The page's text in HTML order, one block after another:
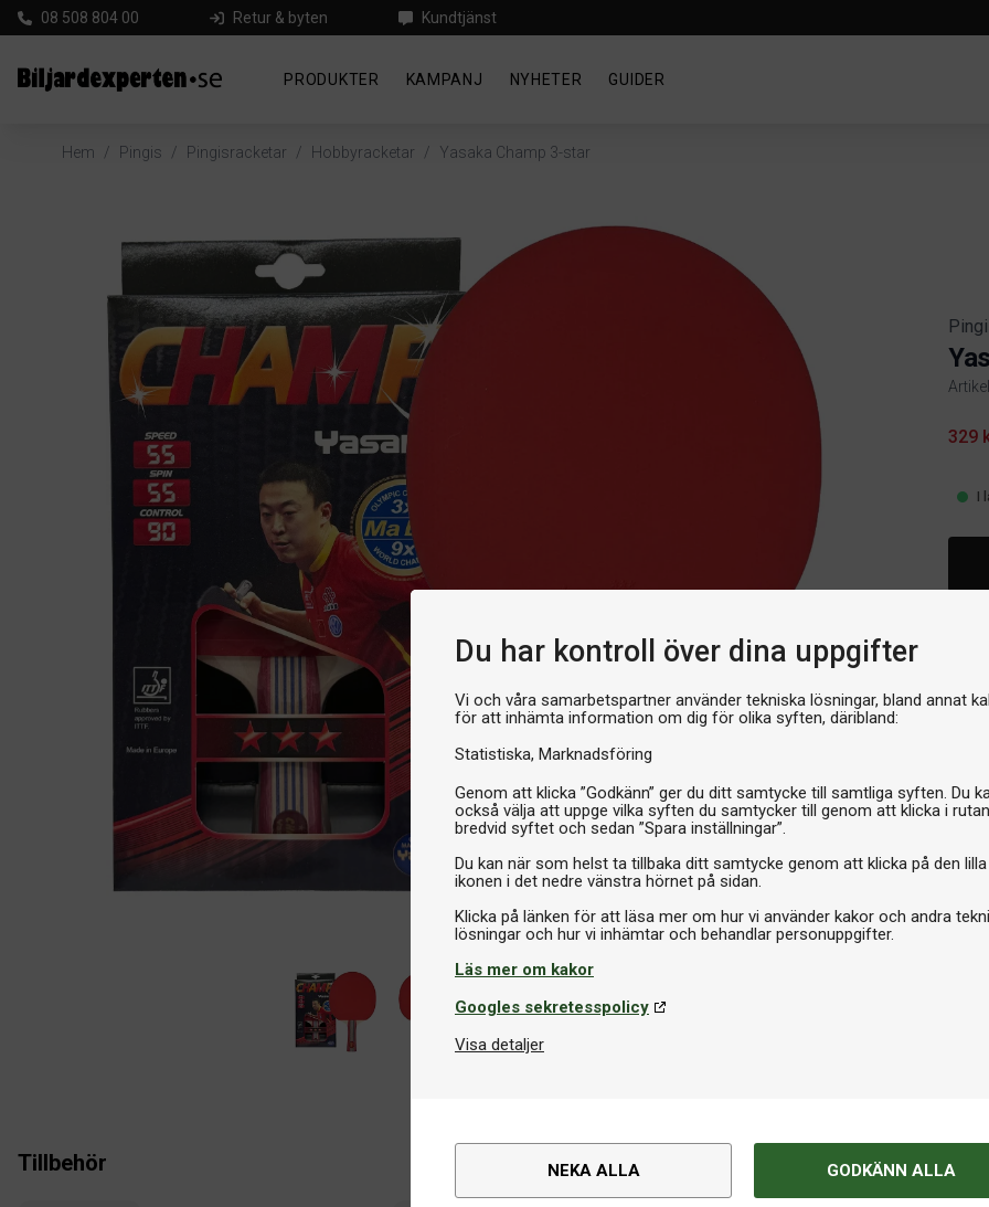
Du har kontroll över dina uppgifter
Vi och våra samarbetspartner använder tekniska lösningar, bland annat
för att inhämta information om dig för olika syften, däribland:
Statistiska Marknadsföring
Genom att klicka ”Godkänn” ger du ditt samtycke till samtliga syften. Du
också välja att uppge vilka syften du samtycker till genom att klicka i rutan
bredvid syftet och sedan ”Spara inställningar”.
Du kan när som helst ta tillbaka ditt samtycke genom att klicka på den lilla
ikonen i det nedre vänstra hörnet på sidan.
Klicka på länken för att läsa mer om hur vi använder kakor och andra
Läs mer om kakor
Googles sekretesspolicy
Visa detaljer
NEKA ALLA GODKÄNN ALLA
08 508 804 00 Retur & byten Kundtjänst
PRODUKTER KAMPANJ NYHETER GUIDER
Hem / Pingis / Pingisracketar / Hobbyracketar / Yasaka Champ 3-star
329
Tillbehör